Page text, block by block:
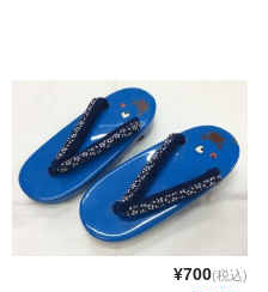
¥700(税込)